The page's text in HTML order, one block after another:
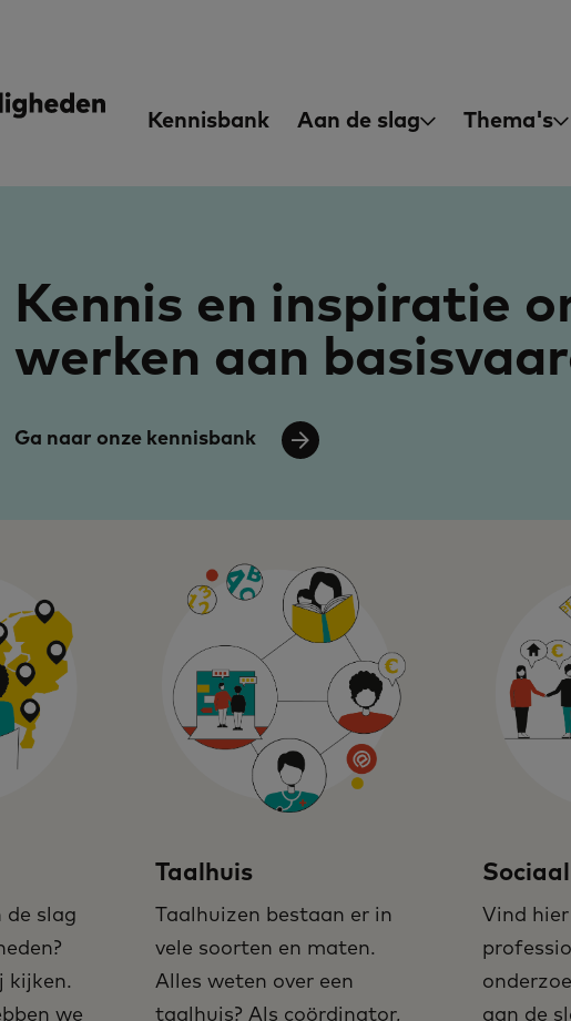
Main
Kennisbank Aan de slag Thema's
Kennis en inspiratie
werken aan
Ga naar onze kennisbank
de slag
kijken.
we
Taalhuis
Taalhuizen bestaan er in
vele soorten en maten.
Alles weten over een
taalhuis? Als coördinator,
Vind
aan de